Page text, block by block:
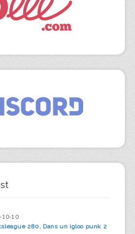
10-10
280, Dans un igloo punk 2